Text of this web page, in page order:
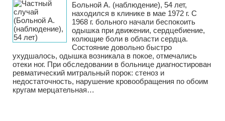
Больной А. (наблюдение), 54 лет,
находился в клинике в мае 1972 г. С
1968 г. больного начали беспокоить
одышка при движении, сердцебиение,
колющие боли в области сердца.
Состояние довольно быстро
ухудшалось, одышка возникала в покое, отмечались
отеки ног. При обследовании в больнице диагностирован
ревматический митральный порок: стеноз и
недостаточность, нарушение кровообращения по обоим
кругам мерцательная…